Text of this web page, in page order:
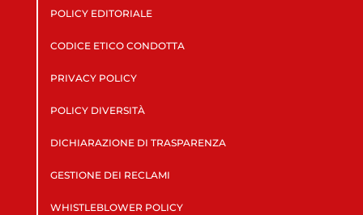
POLICY EDITORIALE
CODICE ETICO CONDOTTA
PRIVACY POLICY
POLICY DIVERSITÀ
DICHIARAZIONE DI TRASPARENZA
GESTIONE DEI RECLAMI
WHISTLEBLOWER POLICY